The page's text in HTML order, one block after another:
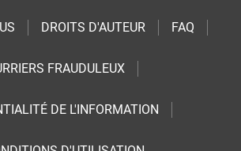
DROITS D'AUTEUR FAQ
FRAUDULEUX
DE L'INFORMATION